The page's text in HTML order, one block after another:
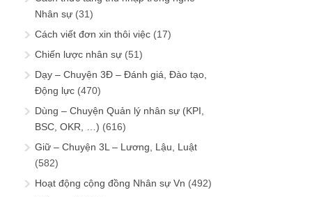
Nhân sự (31)
Cách viết đơn xin thôi việc (17)
Chiến lược nhân sự (51)
Dạy – Chuyện 3Đ – Đánh giá, Đào tạo,
Động lực (470)
Dùng – Chuyện Quản lý nhân sự (KPI,
BSC, OKR, …) (616)
Giữ – Chuyện 3L – Lương, Lậu, Luật
(582)
Hoạt động cộng đồng Nhân sự Vn (492)